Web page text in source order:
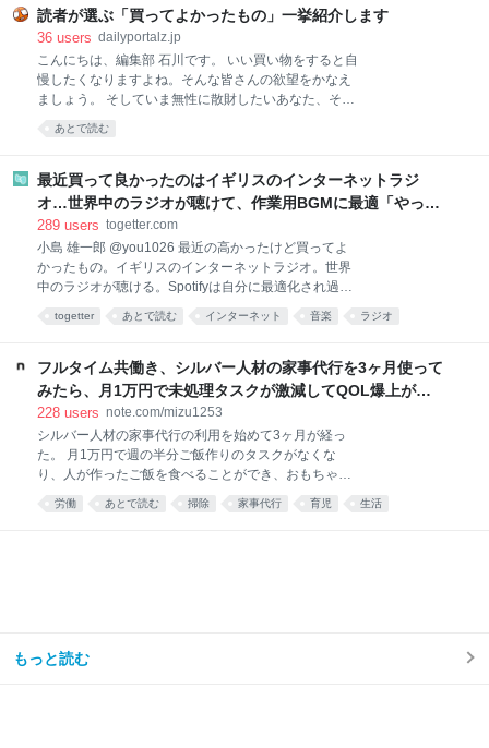
調理するのは、面倒くさい。特に夏は外出するのも調
理するのも暑くて億劫。そんなときでも、手軽に本格
麻婆豆腐が味わえるのがこちらの商品です。 熱湯で約
4〜5分あたためて（電子レンジであたためる場合は
500Wで約2分）、ご飯にかけるだけ。初めて食べたと
きは、正
読者が選ぶ「買ってよかったもの」一挙紹介します
36 users dailyportalz.jp
こんにちは、編集部 石川です。 いい買い物をすると自
慢したくなりますよね。そんな皆さんの欲望をかなえ
ましょう。 そしていま無性に散財したいあなた、そん
主義の手先となった我々人類にもたらされる癒しのひ
もの」です。 ただいまAmazonが7/13(月)いっぱいま
で、プライムデーの大型セール中（現在は先行セー
ル）なので、琴線に触れた方はどしどしお買い求めく
ださい。 ※このページのリンクからご購入いただくと
一部収益がサイトに還元され運営費になります。あり
がとうございます！
あとで読む
最近買って良かったのはイギリスのインターネットラジ
オ…世界中のラジオが聴けて、作業用BGMに最適「やっぱ
り物理的な機械」「この質感で鎮座してくれるのがいい」
289 users togetter.com
小島 雄一郎 @you1026 最近の高かったけど買ってよ
かったもの。イギリスのインターネットラジオ。世界
中のラジオが聴ける。Spotifyは自分に最適化され過ぎ
と、その国の雰囲気とかと一緒に音楽が流れてくる。
こっちがいい。 pic.x.com/Qf4rbfrpij 2026-06-28
10:48:11
togetter あとで読む インターネット 音楽 ラジオ
フルタイム共働き、シルバー人材の家事代行を3ヶ月使って
みたら、月1万円で未処理タスクが激減してQOL爆上がり
した話。｜みず
228 users note.com/mizu1253
シルバー人材の家事代行の利用を始めて3ヶ月が経っ
た。 月1万円で週の半分ご飯作りのタスクがなくな
り、人が作ったご飯を食べることができ、おもちゃが
なくなり、トイレ掃除は頻度が半分くらいになった。
が1人。 毎日時間との戦い。 私は仕事終わりに家事を
楽しくテキパキとできる方ではない。ついだらけてし
労働 あとで読む 掃除 家事代行 育児 生活
もっと読む